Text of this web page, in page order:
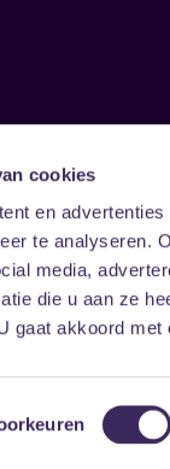
cookies
en
te analyseren.
media,
die u aan ze
gaat akkoord
Follow
Facebook